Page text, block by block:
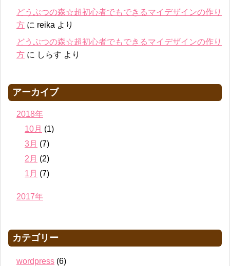
どうぶつの森☆超初心者でもできるマイデザインの作り
方 に reika より
どうぶつの森☆超初心者でもできるマイデザインの作り
方 に しらす より
アーカイブ
2018年
10月 (1)
3月 (7)
2月 (2)
1月 (7)
2017年
カテゴリー
wordpress (6)